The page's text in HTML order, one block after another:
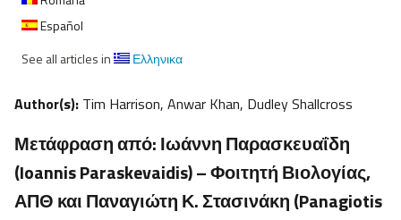
Español
See all articles in
Ελληνικα
Author(s): Tim Harrison, Anwar Khan, Dudley Shallcross
Μετάφραση από: Ιωάννη Παρασκευαΐδη
(Ioannis Paraskevaidis) – Φοιτητή Βιολογίας,
ΑΠΘ και Παναγιώτη Κ. Στασινάκη (Panagiotis